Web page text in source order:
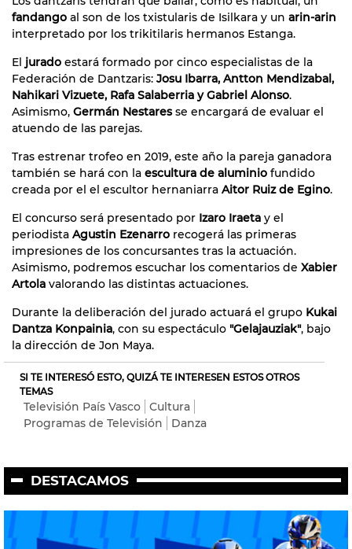
fandango al son de los txistularis de Isilkara y un arin-arin
interpretado por los trikitilaris hermanos Estanga.
El jurado estará formado por cinco especialistas de la
Federación de Dantzaris: Josu Ibarra, Antton Mendizabal,
Nahikari Vizuete, Rafa Salaberria y Gabriel Alonso.
Asimismo, Germán Nestaresse encargará de evaluar el
atuendo de las parejas.
Tras estrenar trofeo en 2019, este año la pareja ganadora
también se hará con la escultura de aluminio fundido
creada por el el escultor hernaniarra Aitor Ruiz de Egino.
El concurso será presentado por Izaro Iraeta y el
periodista Agustin Ezenarro recogerá las primeras
impresiones de los concursantes tras la actuación.
Asimismo, podremos escuchar los comentarios de Xabier
Artola valorando las distintas actuaciones.
Durante la deliberación del jurado actuará el grupo Kukai
Dantza Konpainia, con su espectáculo "Gelajauziak", bajo
la dirección de Jon Maya.
SI TE INTERESÓ ESTO, QUIZÁ TE INTERESEN ESTOS OTROS
TEMAS
Televisión País Vasco
Cultura
Programas de Televisión
Danza
DESTACAMOS